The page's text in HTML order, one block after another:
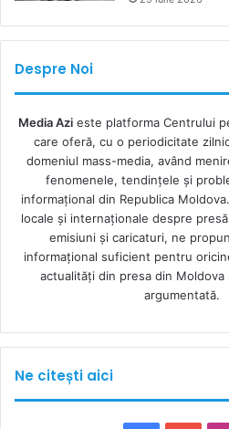
este locul unde asta se întâmplă
și experiențe iau viitorii
bărbaților, iar salariile lor
bărbații din Moldova se sinucid
des decât femeile. Cum
Cum ne apropiem unii de alții?
Dacă am prioritiza astfel
superficialităților publicate de
sau a schimburilor de replici
care ar dicta agenda discuțiilor
Să ne întrebăm mai des ce ne
mai bune. Să povestim mai
diversității. Nu-i lăsăm chiar
dar sigur reușim să construim o
Despre Noi
Media Azieste platforma Centrului
care oferă, cu o periodicitate
domeniul mass-media, având
fenomenele, tendințele și
informațional din Republica
locale şi internaţionale despre
emisiuni și caricaturi, ne
informaţional suficient pentru
actualităţi din presa din
argumentată.
Ne citești aici